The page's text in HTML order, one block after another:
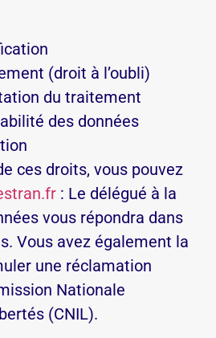
(droit à l’oubli)
du traitement
des données
ces droits, vous pouvez
: Le délégué à la
vous répondra dans
Vous avez également la
une réclamation
Nationale
(CNIL).